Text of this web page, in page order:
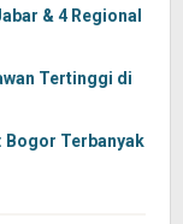
& 4 Regional
Tertinggi di
Bogor Terbanyak